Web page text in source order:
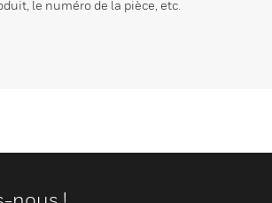
le numéro de la pièce, etc.